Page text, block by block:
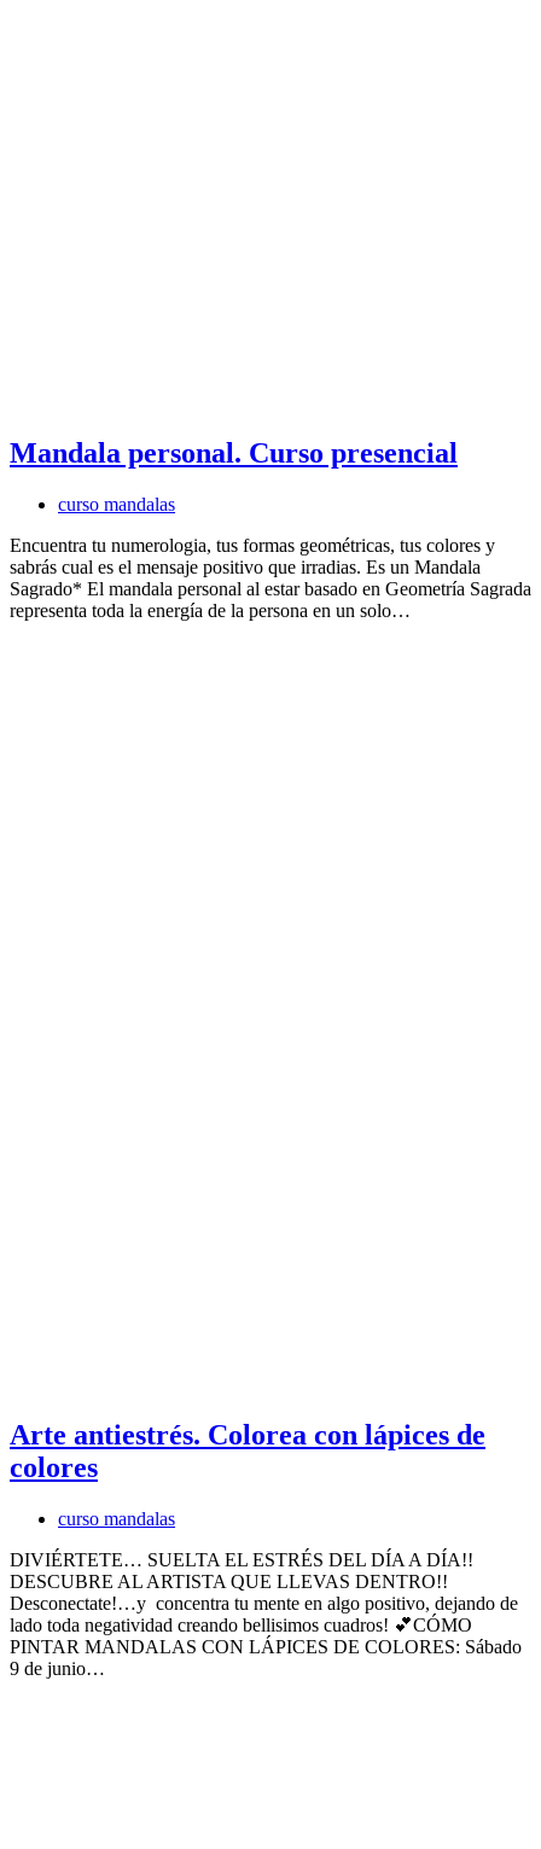
Mandala personal. Curso presencial
curso mandalas
Encuentra tu numerologia, tus formas geométricas, tus colores y
sabrás cual es el mensaje positivo que irradias. Es un Mandala
Sagrado* El mandala personal al estar basado en Geometría Sagrada
representa toda la energía de la persona en un solo…
Arte antiestrés. Colorea con lápices de
colores
curso mandalas
DIVIÉRTETE… SUELTA EL ESTRÉS DEL DÍA A DÍA!!
DESCUBRE AL ARTISTA QUE LLEVAS DENTRO!!
Desconectate!…y concentra tu mente en algo positivo, dejando de
lado toda negatividad creando bellisimos cuadros! 💕CÓMO
PINTAR MANDALAS CON LÁPICES DE COLORES: Sábado
9 de junio…